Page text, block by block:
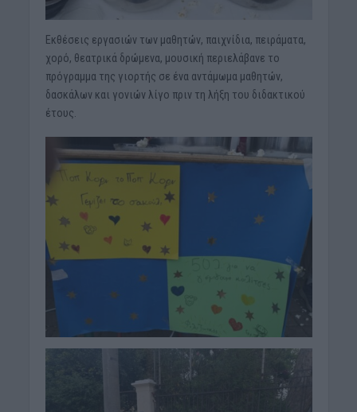
Εκθέσεις εργασιών των μαθητών, παιχνίδια, πειράματα,
χορό, θεατρικά δρώμενα, μουσική περιελάβανε το
πρόγραμμα της γιορτής σε ένα αντάμωμα μαθητών,
δασκάλων και γονιών λίγο πριν τη λήξη του διδακτικού
έτους.